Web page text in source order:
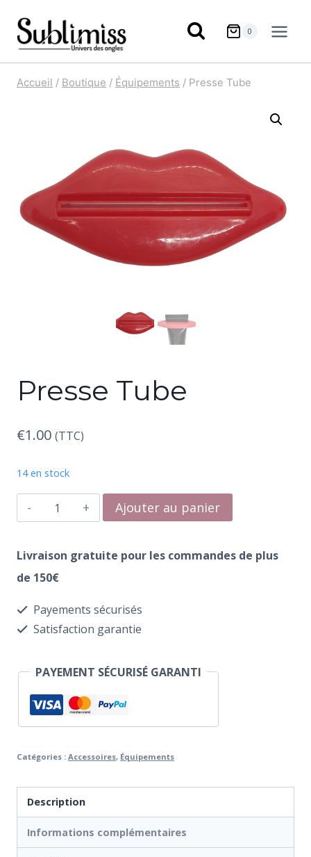
contenu
0
Accueil / Boutique / Équipements / Presse Tube
Presse Tube
€1.00 (TTC)
14 en stock
quantité
de
Presse
Tube
Ajouter au panier
Livraison gratuite pour les commandes de plus
de 150€
Payements sécurisés
Satisfaction garantie
PAYEMENT SÉCURISÉ GARANTI
Catégories : Accessoires, Équipements
Description
Informations complémentaires